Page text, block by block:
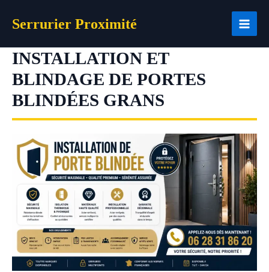
Serrurier Proximité
INSTALLATION ET
BLINDAGE DE PORTES
BLINDÉES GRANS